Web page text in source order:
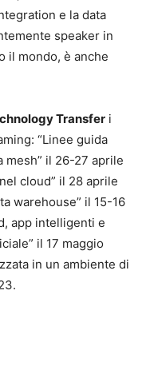
e la data
speaker in
il mondo, è anche
Transfer i
“Linee guida
mesh” il 26-27 aprile
cloud” il 28 aprile
warehouse” il 15-16
app intelligenti e
il 17 maggio
in un ambiente di